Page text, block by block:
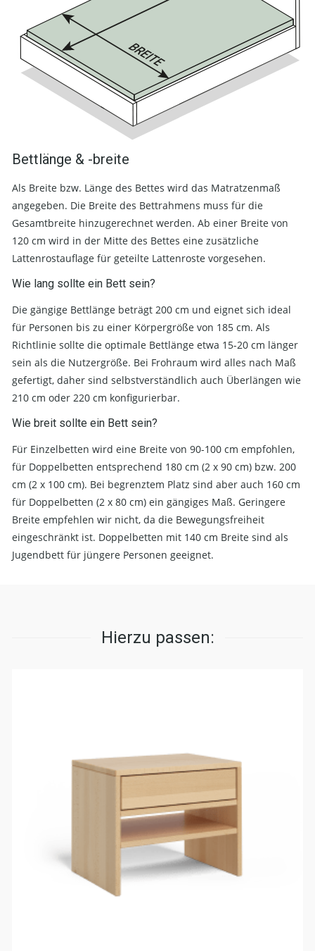
Bettlänge & -breite
Als Breite bzw. Länge des Bettes wird das Matratzenmaß
angegeben. Die Breite des Bettrahmens muss für die
Gesamtbreite hinzugerechnet werden. Ab einer Breite von
120 cm wird in der Mitte des Bettes eine zusätzliche
Lattenrostauflage für geteilte Lattenroste vorgesehen.
Wie lang sollte ein Bett sein?
Die gängige Bettlänge beträgt 200 cm und eignet sich ideal
für Personen bis zu einer Körpergröße von 185 cm. Als
Richtlinie sollte die optimale Bettlänge etwa 15-20 cm länger
sein als die Nutzergröße. Bei Frohraum wird alles nach Maß
gefertigt, daher sind selbstverständlich auch Überlängen wie
210 cm oder 220 cm konfigurierbar.
Wie breit sollte ein Bett sein?
Für Einzelbetten wird eine Breite von 90-100 cm empfohlen,
für Doppelbetten entsprechend 180 cm (2 x 90 cm) bzw. 200
cm (2 x 100 cm). Bei begrenztem Platz sind aber auch 160 cm
für Doppelbetten (2 x 80 cm) ein gängiges Maß. Geringere
Breite empfehlen wir nicht, da die Bewegungsfreiheit
eingeschränkt ist. Doppelbetten mit 140 cm Breite sind als
Jugendbett für jüngere Personen geeignet.
Hierzu passen: